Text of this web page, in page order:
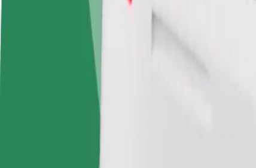
Kedge Business School
Udobnost i praktičnost su nadohvat ruke!